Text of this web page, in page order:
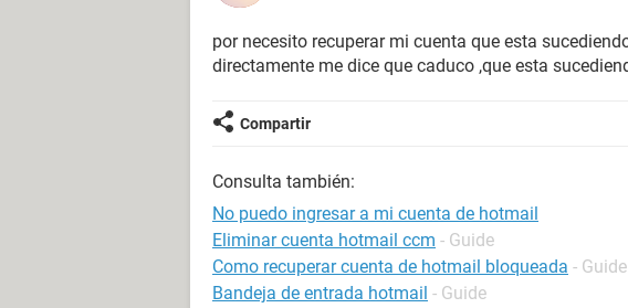
por necesito recuperar mi cuenta que esta
directamente me dice que caduco ,que esta
Compartir
Consulta también:
No puedo ingresar a mi cuenta de hotmail
Eliminar cuenta hotmail ccm - Guide
Como recuperar cuenta de hotmail bloqueada - Guide
Bandeja de entrada hotmail - Guide